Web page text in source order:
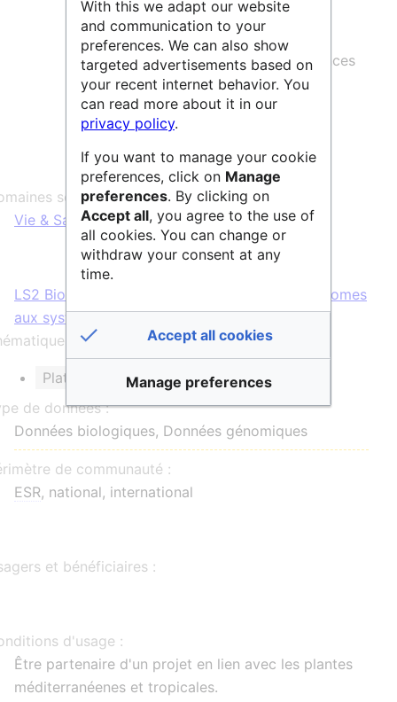
utiles pour l’étude des génomes.
des formations spécialisées en
bioinformatique (analyse des séquences
biologiques, Galaxy) et informatique
(logiciel R, Perl, Linux) pour les
biologistes et les étudiants.
scientifiques :
Vie & Santé
LS2 Biologie intégrative : des gènes et des génomes
aux systèmes
et/ou mots clés :
Plateforme de bioinformatique
de données :
Données biologiques, Données génomiques
de communauté :
ESR, national, international
et bénéficiaires :
d'usage :
Être partenaire d'un projet en lien avec les plantes
méditerranéenes et tropicales.
With this we adapt our website
and communication to your
preferences. We can also show
targeted advertisements based on
your recent internet behavior. You
can read more about it in our
privacy policy.
If you want to manage your cookie
preferences, click on Manage
preferences. By clicking on
Accept all, you agree to the use of
all cookies. You can change or
withdraw your consent at any
time.
Accept all cookies
Manage preferences